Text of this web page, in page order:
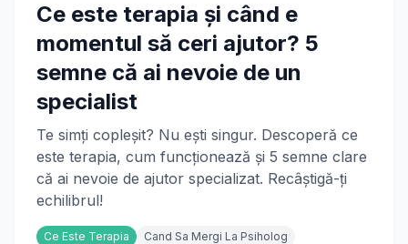
Ce este terapia și când e
momentul să ceri ajutor? 5
semne că ai nevoie de un
specialist
Te simți copleșit? Nu ești singur. Descoperă ce
este terapia, cum funcționează și 5 semne clare
că ai nevoie de ajutor specializat. Recâștigă-ți
echilibrul!
Ce Este Terapia
Cand Sa Mergi La Psiholog